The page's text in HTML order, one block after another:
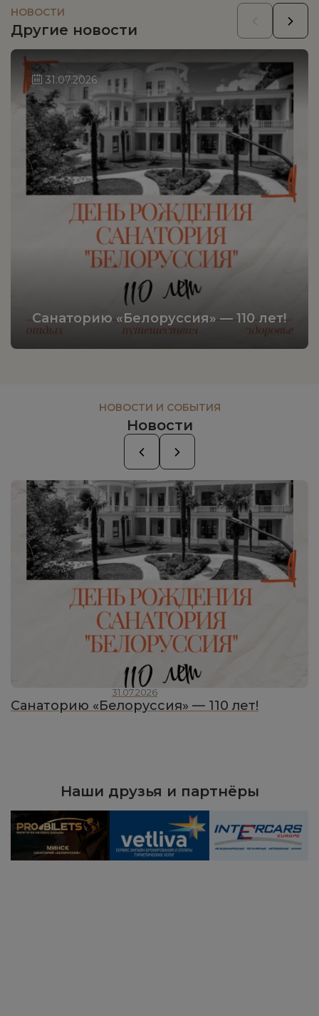
НОВОСТИ
Другие новости
31.07.2026
Санаторию «Белоруссия» — 110 лет!
НОВОСТИ И СОБЫТИЯ
Новости
31.07.2026
Санаторию «Белоруссия» — 110 лет!
Наши друзья и партнёры